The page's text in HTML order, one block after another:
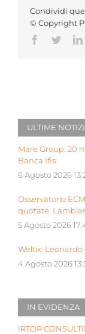
Condividi
© Copyright
Facebook
Twitter
ULTIME
Mare Group: 20
Banca Ifis
6 Agosto 2026
Osservatorio
quotate.
5 Agosto 2026
Weltix: Leonardo
4 Agosto 2026
IN EVIDENZA
IRTOP